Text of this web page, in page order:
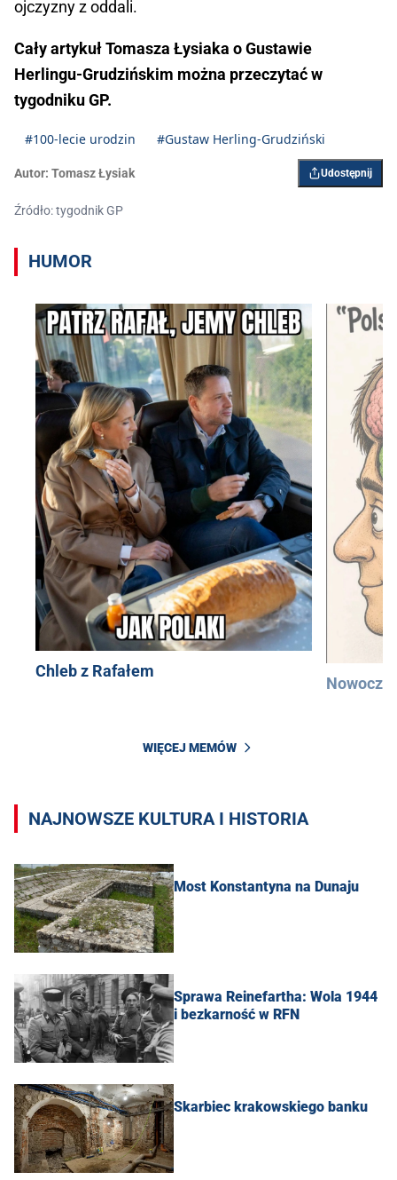
ojczyzny z oddali.
Cały artykuł Tomasza Łysiaka o Gustawie
Herlingu-Grudzińskim można przeczytać w
tygodniku GP.
#100-lecie urodzin #Gustaw Herling-Grudziński
Autor: Tomasz Łysiak Udostępnij
Źródło: tygodnik GP
HUMOR
Chleb z Rafałem
WIĘCEJ MEMÓW
NAJNOWSZE KULTURA I HISTORIA
Most Konstantyna na Dunaju
Sprawa Reinefartha: Wola 1944
i bezkarność w RFN
Skarbiec krakowskiego banku